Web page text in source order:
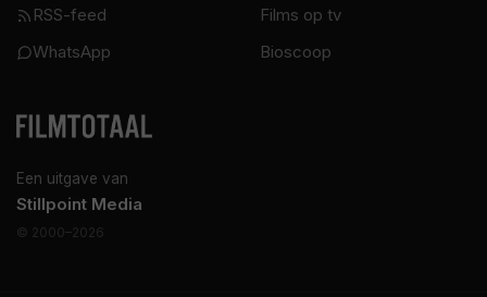
Een uitgave van
Stillpoint Media
© 2000–2026
RSS-feed
WhatsApp
Films op tv
Bioscoop